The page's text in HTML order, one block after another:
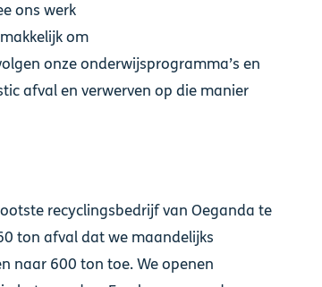
ons werk
om
onze onderwijsprogramma’s en
afval en verwerven op die manier
recyclingsbedrijf van Oeganda te
ton afval dat we maandelijks
naar 600 ton toe. We openen